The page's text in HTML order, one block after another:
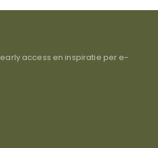
access en inspiratie per e-